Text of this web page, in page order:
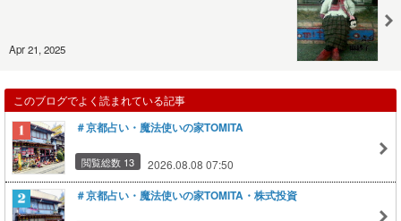
Apr 21, 2025
このブログでよく読まれている記事
＃京都占い・魔法使いの家TOMITA
閲覧総数 13 2026.08.08 07:50
＃京都占い・魔法使いの家TOMITA・株式投資